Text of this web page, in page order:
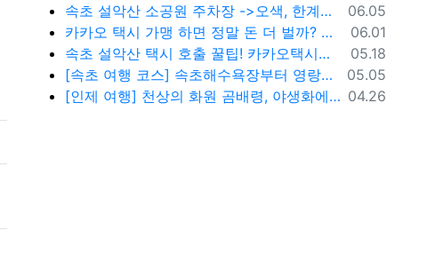
등록일
06.05
속초 설악산 소공원 주차장 ->오색, 한계령, 남교리, 백담사 용대리 택시 예약 방법
등록일
06.01
카카오 택시 가맹 하면 정말 돈 더 벌까? 수수료 대비 수익 분석과 비가맹의 영리한 선택
등록일
05.18
속초 설악산 택시 호출 꿀팁! 카카오택시로 빠르고 편하게 이용하는 방법
등록일
05.05
[속초 여행 코스] 속초해수욕장부터 영랑호까지, 꼭 가봐야 할 BEST 5
등록일
04.26
[인제 여행] 천상의 화원 곰배령, 야생화에 물들다 (예약 및 코스 팁)